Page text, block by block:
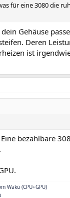
für eine 3080 die
Gehäuse
Deren
ist
bezahlbare
Wakü (CPU+GPU)